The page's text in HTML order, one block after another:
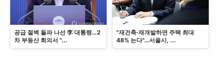
공급 절벽 돌파 나선 李 대통령…2
차 부동산 회의서 "...
"재건축·재개발하면 주택 최대
48% 는다"…서울시, ...